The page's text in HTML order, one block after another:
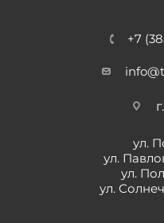
+7
ул.
ул.
ул.
ул.